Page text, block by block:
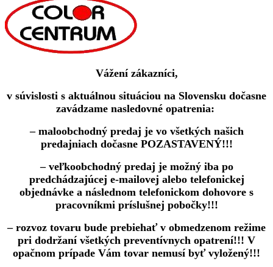
Vážení zákazníci,
v súvislosti s aktuálnou situáciou na Slovensku dočasne
zavádzame nasledovné opatrenia:
– maloobchodný predaj je vo všetkých našich
predajniach dočasne POZASTAVENÝ!!!
– veľkoobchodný predaj je možný iba po
predchádzajúcej e-mailovej alebo telefonickej
objednávke a následnom telefonickom dohovore s
pracovníkmi príslušnej pobočky!!!
– rozvoz tovaru bude prebiehať v obmedzenom režime
pri dodržaní všetkých preventívnych opatrení!!! V
opačnom prípade Vám tovar nemusí byť vyložený!!!